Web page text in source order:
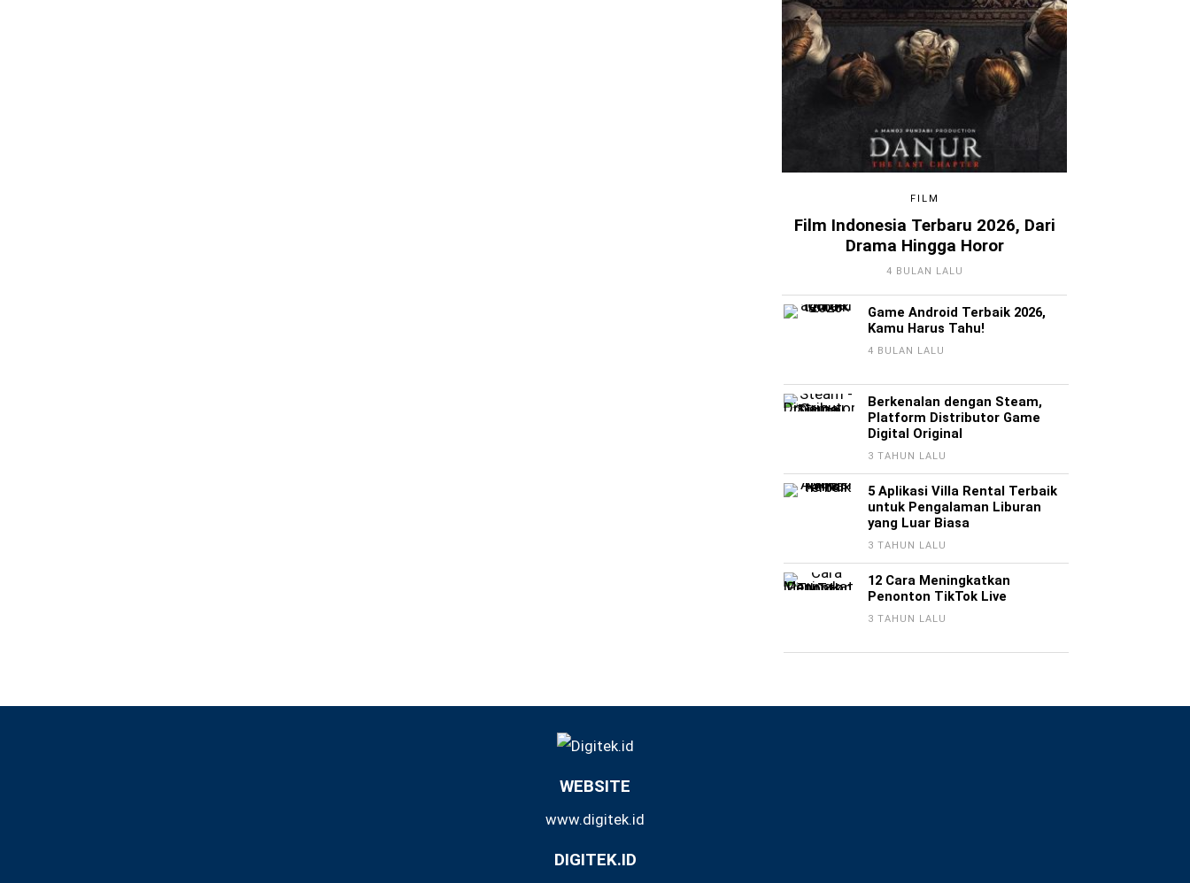
FILM
Film Indonesia Terbaru 2026, Dari
Drama Hingga Horor
4 BULAN LALU
Game Android Terbaik 2026,
Kamu Harus Tahu!
4 BULAN LALU
Berkenalan dengan Steam,
Platform Distributor Game
Digital Original
3 TAHUN LALU
5 Aplikasi Villa Rental Terbaik
untuk Pengalaman Liburan
yang Luar Biasa
3 TAHUN LALU
12 Cara Meningkatkan
Penonton TikTok Live
3 TAHUN LALU
WEBSITE
www.digitek.id
DIGITEK.ID